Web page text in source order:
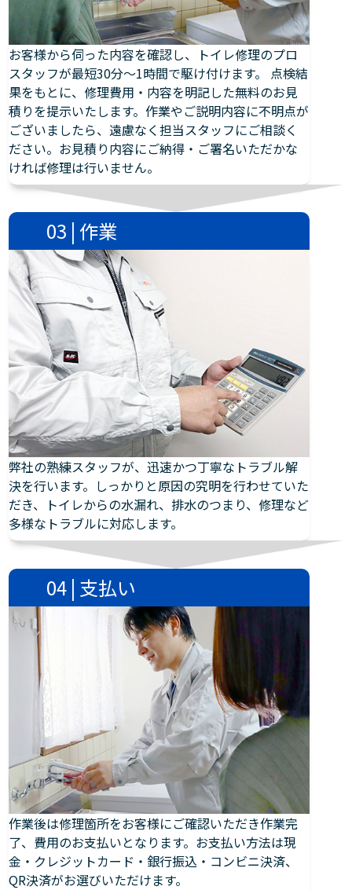
お客様から伺った内容を確認し、トイレ修理のプロ
スタッフが最短30分～1時間で駆け付けます。 点検結
果をもとに、修理費用・内容を明記した無料のお見
積りを提示いたします。作業やご説明内容に不明点が
ございましたら、遠慮なく担当スタッフにご相談く
ださい。お見積り内容にご納得・ご署名いただかな
ければ修理は行いません。
03 | 作業
弊社の熟練スタッフが、迅速かつ丁寧なトラブル解
決を行います。しっかりと原因の究明を行わせていた
だき、トイレからの水漏れ、排水のつまり、修理など
多様なトラブルに対応します。
04 | 支払い
作業後は修理箇所をお客様にご確認いただき作業完
了、費用のお支払いとなります。お支払い方法は現
金・クレジットカード・銀行振込・コンビニ決済、
QR決済がお選びいただけます。